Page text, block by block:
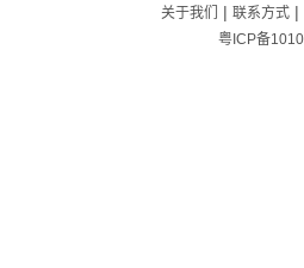
关于我们 | 联系方式|
粤ICP备